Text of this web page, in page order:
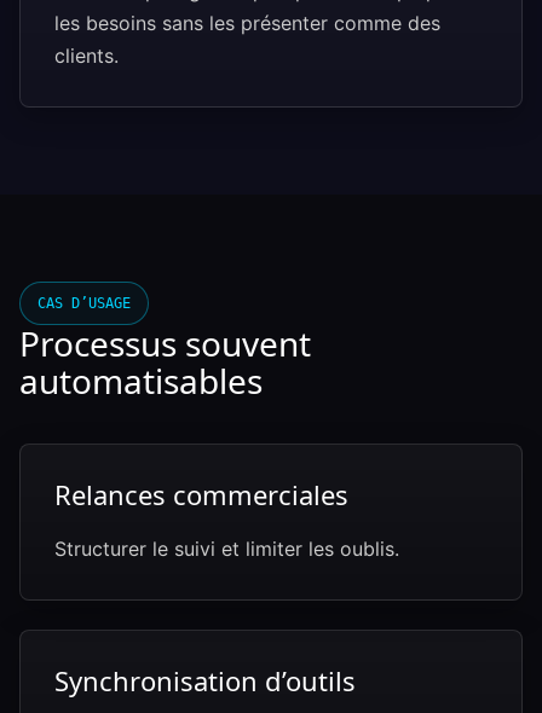
les besoins sans les présenter comme des
clients.
CAS D’USAGE
Processus souvent
automatisables
Relances commerciales
Structurer le suivi et limiter les oublis.
Synchronisation d’outils